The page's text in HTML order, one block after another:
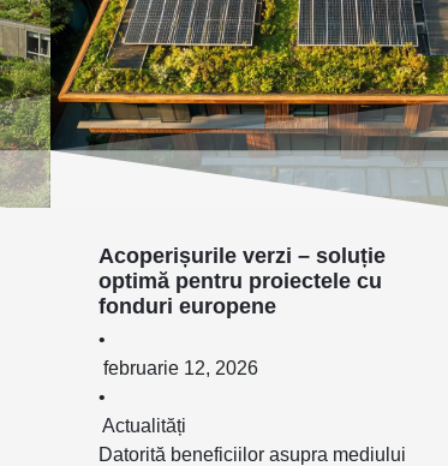
Acoperișurile verzi – soluție
optimă pentru proiectele cu
fonduri europene
•
februarie 12, 2026
•
Actualități
Datorită beneficiilor asupra mediului